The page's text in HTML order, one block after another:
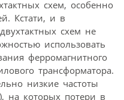
схем, особенно
Кстати, и в
схем не
использовать
ферромагнитного
трансформатора.
низкие частоты
на которых потери в